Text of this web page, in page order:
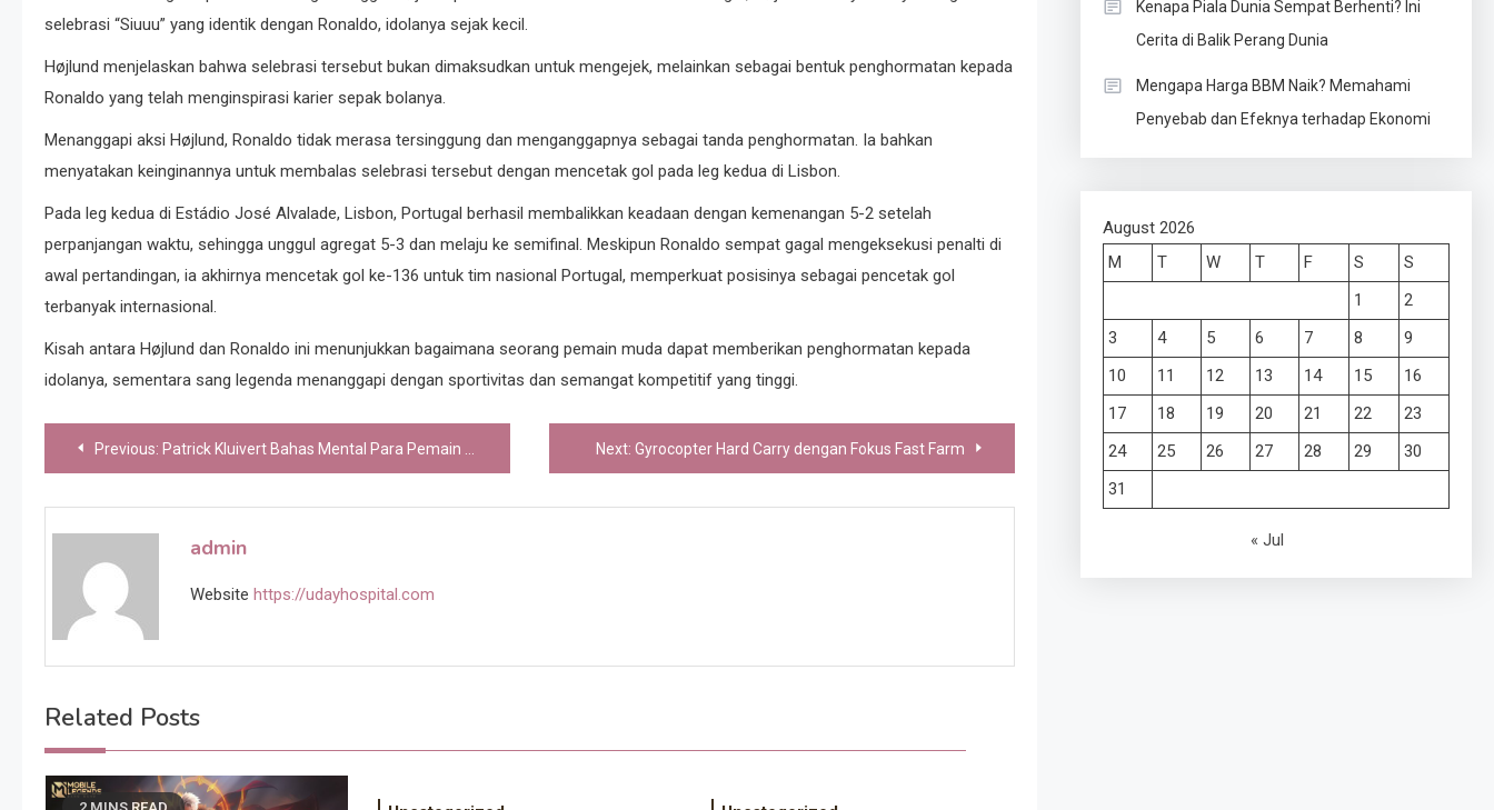
selebrasi “Siuuu” yang identik dengan Ronaldo, idolanya sejak kecil. ​
Højlund menjelaskan bahwa selebrasi tersebut bukan dimaksudkan untuk mengejek, melainkan sebagai bentuk penghormatan kepada
Ronaldo yang telah menginspirasi karier sepak bolanya. ​
Menanggapi aksi Højlund, Ronaldo tidak merasa tersinggung dan menganggapnya sebagai tanda penghormatan. Ia bahkan
menyatakan keinginannya untuk membalas selebrasi tersebut dengan mencetak gol pada leg kedua di Lisbon. ​
Pada leg kedua di Estádio José Alvalade, Lisbon, Portugal berhasil membalikkan keadaan dengan kemenangan 5-2 setelah
perpanjangan waktu, sehingga unggul agregat 5-3 dan melaju ke semifinal. Meskipun Ronaldo sempat gagal mengeksekusi penalti di
awal pertandingan, ia akhirnya mencetak gol ke-136 untuk tim nasional Portugal, memperkuat posisinya sebagai pencetak gol
terbanyak internasional. ​
Kisah antara Højlund dan Ronaldo ini menunjukkan bagaimana seorang pemain muda dapat memberikan penghormatan kepada
idolanya, sementara sang legenda menanggapi dengan sportivitas dan semangat kompetitif yang tinggi.
Post
navigation
Previous: Patrick Kluivert Bahas Mental Para Pemain Timnas Indonesia Next: Gyrocopter Hard Carry dengan Fokus Fast Farm
admin
Website https://udayhospital.com
Related Posts
Kenapa Piala Dunia Sempat Berhenti? Ini
Cerita di Balik Perang Dunia
Mengapa Harga BBM Naik? Memahami
Penyebab dan Efeknya terhadap Ekonomi
August 2026
M
T W T F S
S
1
2
3
4 5 6 7 8
9
10
11 12 13 14 15
16
17
18 19 20 21 22
23
24
25 26 27 28 29
30
31
« Jul